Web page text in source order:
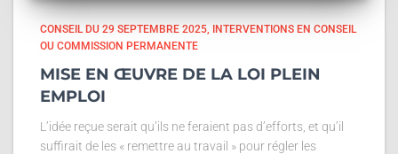
CONSEIL DU 29 SEPTEMBRE 2025
INTERVENTIONS EN CONSEIL
OU COMMISSION PERMANENTE
MISE EN ŒUVRE DE LA LOI PLEIN
EMPLOI
L’idée reçue serait qu’ils ne feraient pas d’efforts, et qu’il
suffirait de les « remettre au travail » pour régler les